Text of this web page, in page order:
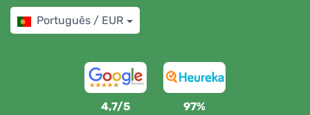
Português / EUR
4,7/5 97%